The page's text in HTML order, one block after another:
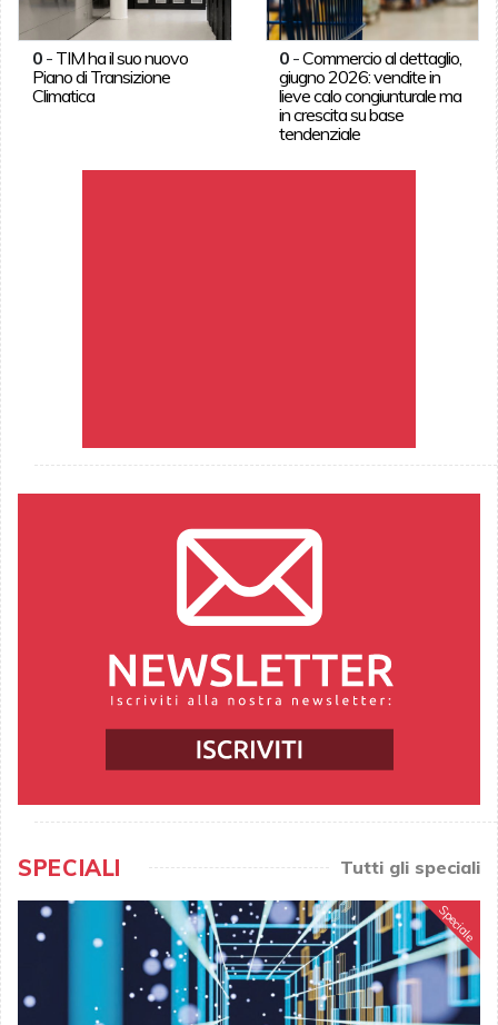
0- TIM ha il suo nuovo
Piano di Transizione
Climatica
0 -Commercio al dettaglio,
giugno 2026: vendite in
lieve calo congiunturale ma
in crescita su base
tendenziale
SPECIALI Tutti gli speciali
Speciale